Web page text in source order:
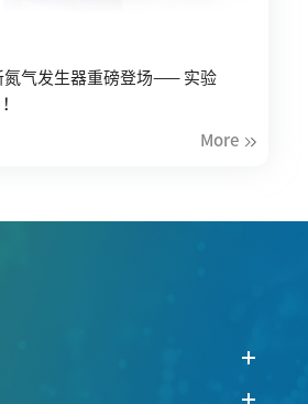
氮气发生器重磅登场—— 实验
More